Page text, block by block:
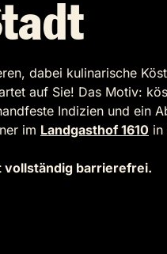
dabei kulinarische
auf Sie! Das Motiv:
Indizien und ein
im Landgasthof 1610 in
vollständig barrierefrei.